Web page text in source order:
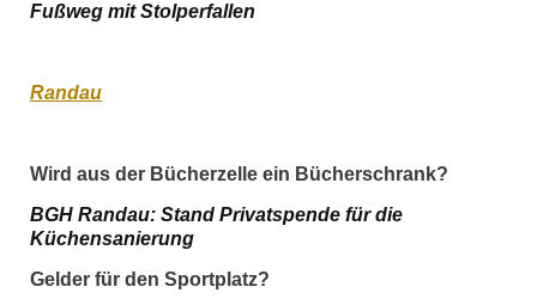
Fußweg mit Stolperfallen
Randau
Wird aus der Bücherzelle ein Bücherschrank?
BGH Randau: Stand Privatspende für die
Küchensanierung
Gelder für den Sportplatz?